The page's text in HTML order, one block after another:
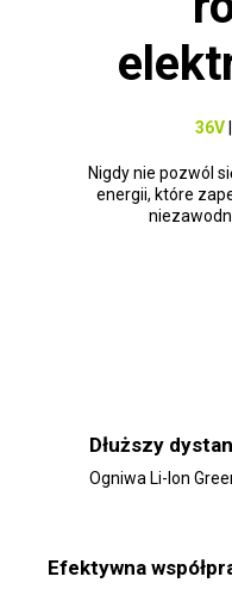
36V|
Nigdy nie pozwól
energii, które
Dłuższy
Ogniwa Li-Ion
Efektywna